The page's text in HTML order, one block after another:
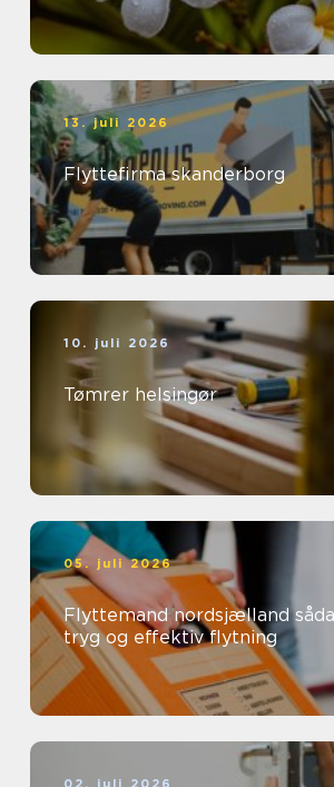
13. juli 2026
Flyttefirma skanderborg
10. juli 2026
Tømrer helsingør
05. juli 2026
Flyttemand nordsjælland sådan får du en
tryg og effektiv flytning
02. juli 2026